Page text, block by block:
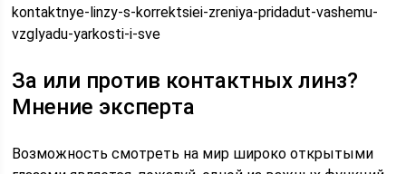
kontaktnye-linzy-s-korrektsiei-zreniya-pridadut-vashemu-
vzglyadu-yarkosti-i-sve
За или против контактных линз?
Мнение эксперта
Возможность смотреть на мир широко открытыми